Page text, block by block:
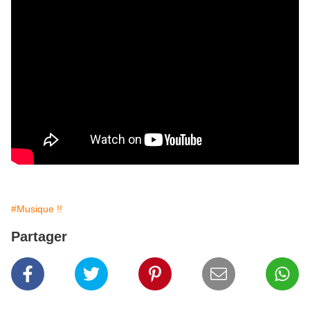
#Musique !!
Partager